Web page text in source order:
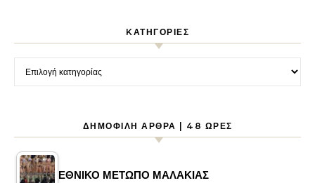
KΑΤΗΓΟΡΊΕΣ
Kατηγορίες
ΔΗΜΟΦΙΛΉ ΆΡΘΡΑ | 48 ΏΡΕΣ
ΕΘΝΙΚΟ ΜΕΤΩΠΟ ΜΑΛΑΚΙΑΣ